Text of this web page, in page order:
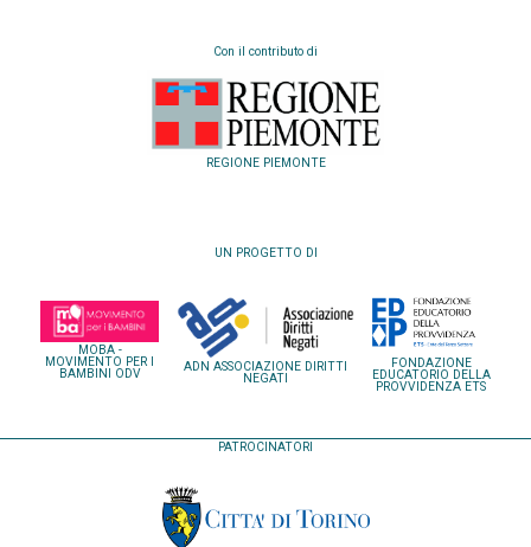
Con il contributo di
REGIONE PIEMONTE
UN PROGETTO DI
MOBA -
MOVIMENTO PER I
BAMBINI ODV ADN ASSOCIAZIONE DIRITTI
NEGATI
FONDAZIONE
EDUCATORIO DELLA
PROVVIDENZA ETS
PATROCINATORI